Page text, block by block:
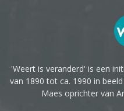
'Weert is veranderd' is een
van 1890 tot ca. 1990 in
Maes oprichter van